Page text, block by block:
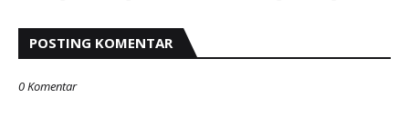
POSTING KOMENTAR
0 Komentar